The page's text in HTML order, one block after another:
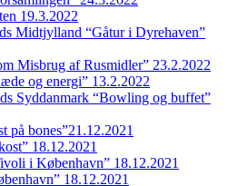
19.3.2022
Midtjylland “Gåtur i Dyrehaven”
Misbrug af Rusmidler” 23.2.2022
og energi” 13.2.2022
Syddanmark “Bowling og buffet”
på bones”21.12.2021
18.12.2021
i København” 18.12.2021
18.12.2021